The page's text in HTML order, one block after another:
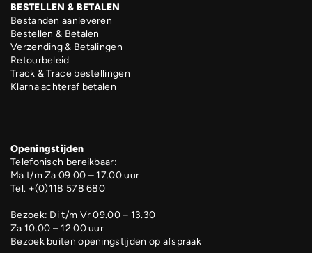
BESTELLEN & BETALEN
Bestanden aanleveren
Bestellen & Betalen
Verzending & Betalingen
Retourbeleid
Track & Trace bestellingen
Klarna achteraf betalen
Openingstijden
Telefonisch bereikbaar:
Ma t/m Za 09.00 – 17.00 uur
Tel. +(0)118 578 680
Bezoek: Di t/m Vr 09.00 – 13.30
Za 10.00 – 12.00 uur
Bezoek buiten openingstijden op afspraak